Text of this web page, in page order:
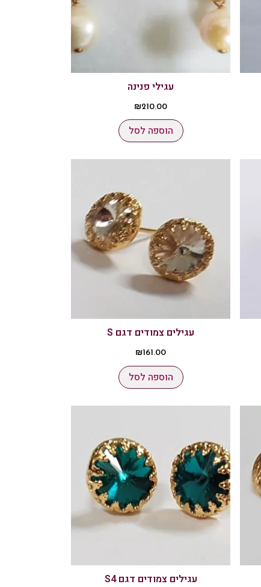
עגילי פנינה
₪210.00
הוספה לסל
עגילים צמודים דגם S
₪161.00
הוספה לסל
עגילים צמודים דגם S4